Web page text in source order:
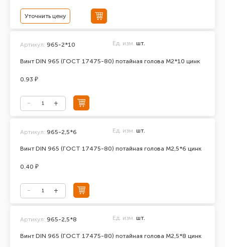
Уточнить цену
Винт DIN 965 (ГОСТ 17475-80) потайная голова М2*10 цинк
Артикул: 965-2*10 Ед. изм. шт.
0.93 ₽
Винт DIN 965 (ГОСТ 17475-80) потайная голова М2,5*6 цинк
Артикул: 965-2,5*6 Ед. изм. шт.
0.40 ₽
Винт DIN 965 (ГОСТ 17475-80) потайная голова М2,5*8 цинк
Артикул: 965-2,5*8 Ед. изм. шт.